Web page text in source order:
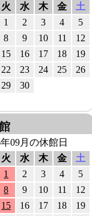
火 水 木 金
土
1
2 3 4
5
8 9 10 11
12
15 16 17 18
19
22 23 24 25
26
29 30
09月の休館日
火 水 木 金
土
1
2 3 4
5
8 9 10 11
12
15 16 17 18
19